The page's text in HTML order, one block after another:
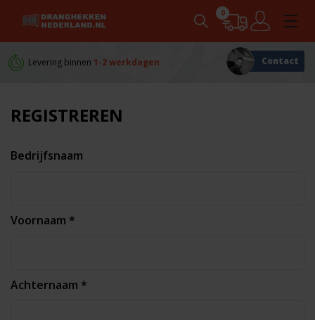
0
Levering binnen 1-2 werkdagen Persoonlijkadvies
Contact
REGISTREREN
Bedrijfsnaam
Voornaam *
Achternaam *